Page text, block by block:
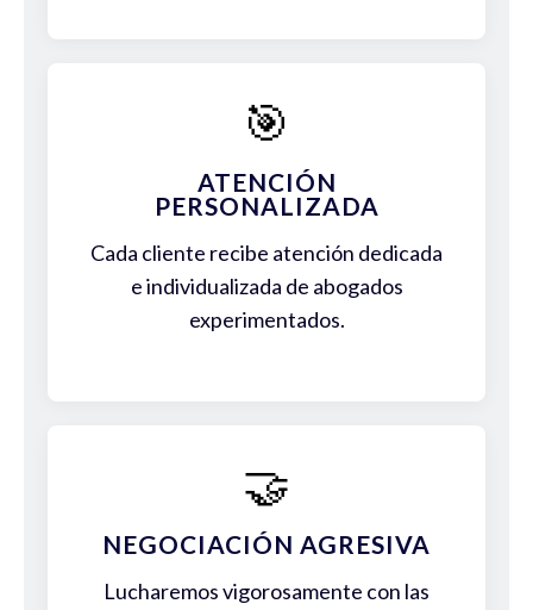
🎯
ATENCIÓN
PERSONALIZADA
Cada cliente recibe atención dedicada
e individualizada de abogados
experimentados.
🤝
NEGOCIACIÓN AGRESIVA
Lucharemos vigorosamente con las